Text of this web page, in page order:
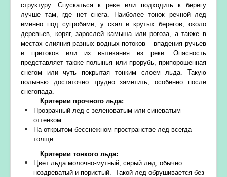
структуру. Спускаться к реке или подходить к берегу
лучше там, где нет снега. Наиболее тонок речной лед
именно под сугробами, у скал и крутых берегов, около
деревьев, коряг, зарослей камыша или рогоза, а также в
местах слияния разных водных потоков – впадения ручьев
и притоков или их вытекания из реки. Опасность
представляет также полынья или прорубь, припорошенная
снегом или чуть покрытая тонким слоем льда. Такую
полынью достаточно трудно заметить, особенно после
снегопада.
Критерии прочного льда:
Прозрачный лед с зеленоватым или синеватым
оттенком.
На открытом бесснежном пространстве лед всегда
толще.
Критерии тонкого льда:
Цвет льда молочно-мутный, серый лед, обычно
ноздреватый и пористый. Такой лед обрушивается без